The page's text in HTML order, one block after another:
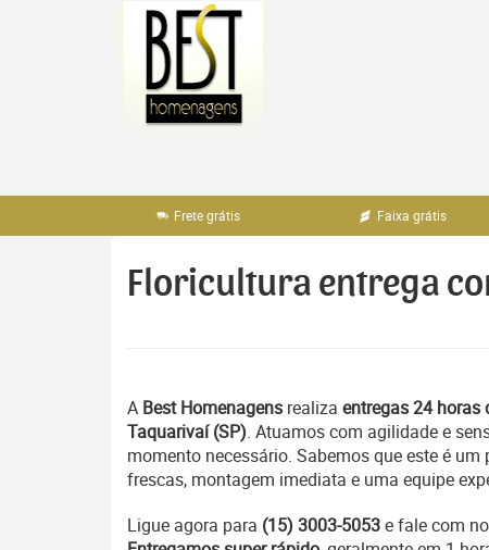
Frete grátis Faixa grátis
Floricultura entrega
A Best Homenagens realiza entregas 24 horas
Taquarivaí (SP). Atuamos com agilidade e
momento necessário. Sabemos que este é
frescas, montagem imediata e uma equipe
Ligue agora para (15) 3003-5053e fale com